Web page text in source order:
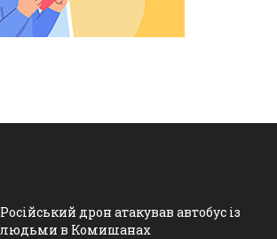
Російський дрон атакував автобус із
людьми в Комишанах